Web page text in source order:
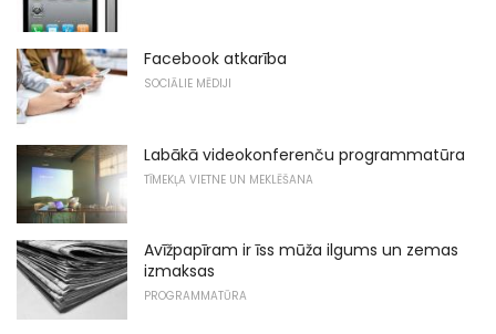
Facebook atkarība
SOCIĀLIE MĒDIJI
Labākā videokonferenču programmatūra
TĪMEKĻA VIETNE UN MEKLĒŠANA
Avīžpapīram ir īss mūža ilgums un zemas
izmaksas
PROGRAMMATŪRA